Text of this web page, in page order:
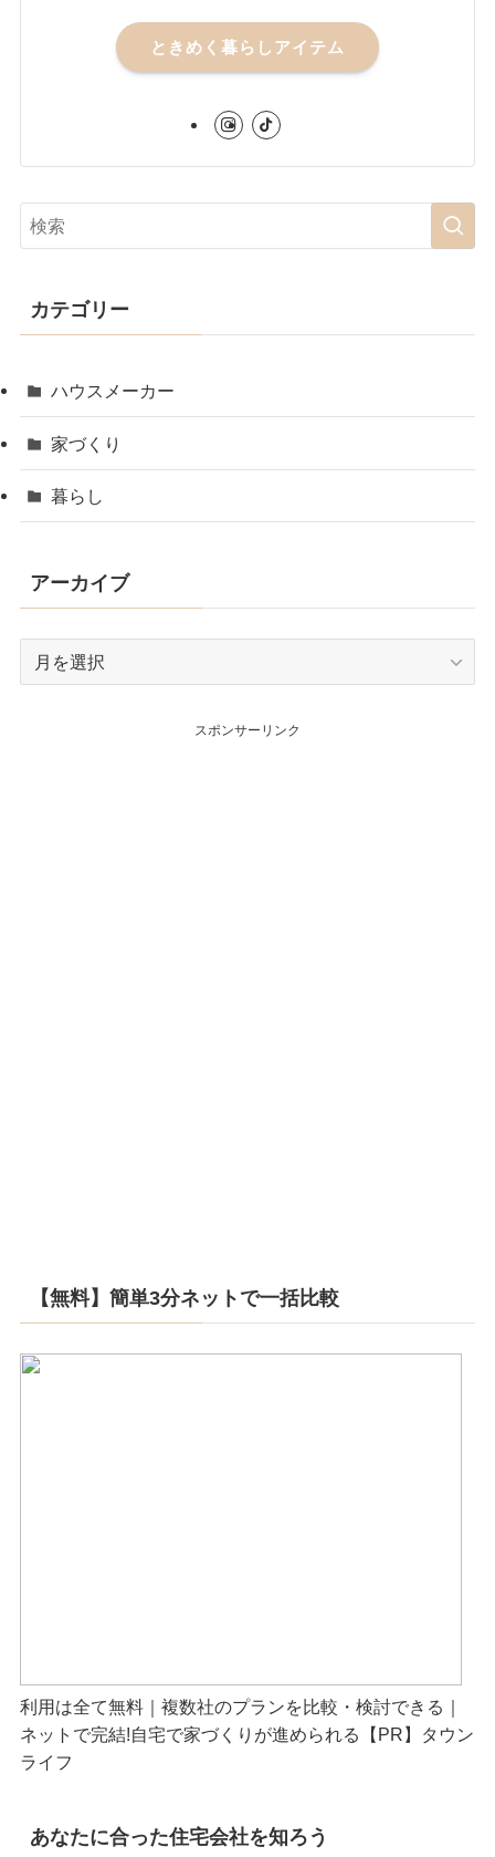
ときめく暮らしアイテム
カテゴリー
ハウスメーカー
家づくり
暮らし
アーカイブ
スポンサーリンク
【無料】簡単3分ネットで一括比較
利用は全て無料｜複数社のプランを比較・検討できる｜
ネットで完結!自宅で家づくりが進められる【PR】タウン
ライフ
あなたに合った住宅会社を知ろう